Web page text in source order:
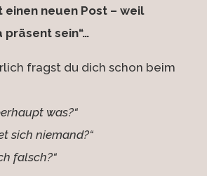
einen neuen Post – weil
präsent sein“…
fragst du dich schon beim
was?“
sich niemand?“
falsch?“